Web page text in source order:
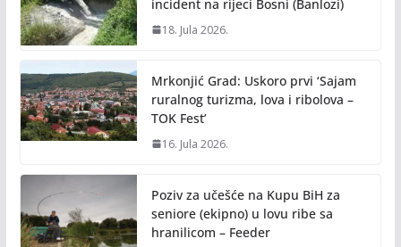
incident na rijeci Bosni (Banlozi)
18. Jula 2026.
Mrkonjić Grad: Uskoro prvi ‘Sajam
ruralnog turizma, lova i ribolova –
TOK Fest’
16. Jula 2026.
Poziv za učešće na Kupu BiH za
seniore (ekipno) u lovu ribe sa
hranilicom – Feeder